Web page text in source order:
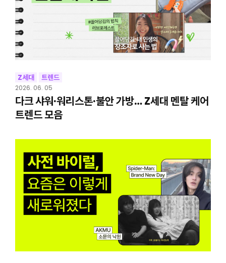
Z세대 트렌드
2026. 06. 05
다크 샤워·워리스톤·불안 가방… Z세대 멘탈 케어
트렌드 모음